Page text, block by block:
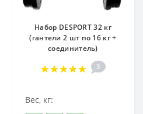
Набор DESPORT 32 кг
(гантели 2 шт по 16 кг +
соединитель)
3
Вес, кг: